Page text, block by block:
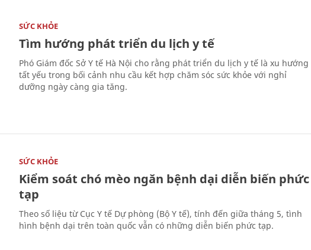
SỨC KHỎE
Tìm hướng phát triển du lịch y tế
Phó Giám đốc Sở Y tế Hà Nội cho rằng phát triển du lịch y tế là xu hướng
tất yếu trong bối cảnh nhu cầu kết hợp chăm sóc sức khỏe với nghỉ
dưỡng ngày càng gia tăng.
SỨC KHỎE
Kiểm soát chó mèo ngăn bệnh dại diễn biến phức
tạp
Theo số liệu từ Cục Y tế Dự phòng (Bộ Y tế), tính đến giữa tháng 5, tình
hình bệnh dại trên toàn quốc vẫn có những diễn biến phức tạp.